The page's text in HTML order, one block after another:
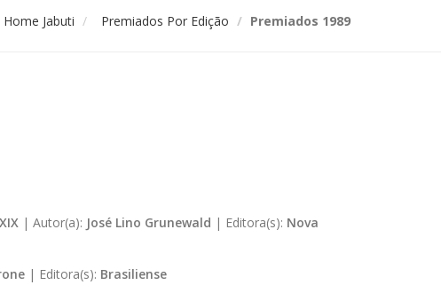
Home Jabuti Premiados Por Edição Premiados 1989
| Autor(a): José Lino Grunewald | Editora(s): Nova
| Editora(s): Brasiliense